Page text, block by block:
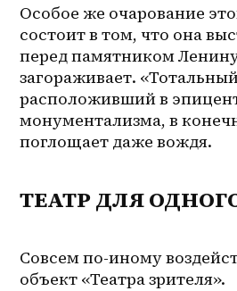
Особое же очарование
состоит в том, что она
перед памятником
загораживает.
расположивший в
монументализма, в
поглощает даже вождя.
ТЕАТР ДЛЯ
Совсем по-иному
объект «Театра зрителя».